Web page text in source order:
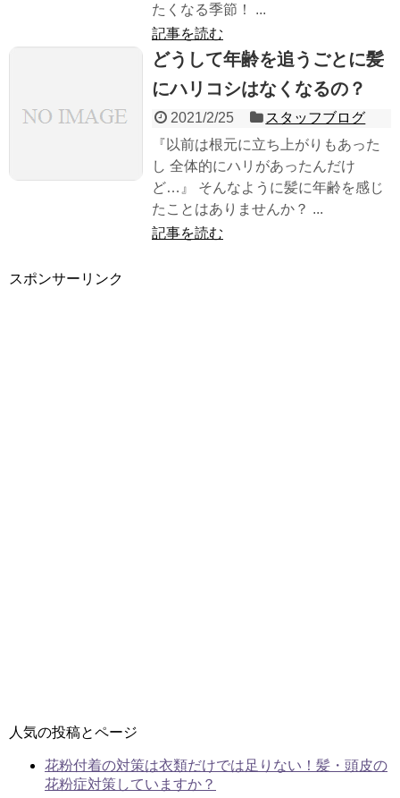
たくなる季節！ ...
記事を読む
どうして年齢を追うごとに髪
にハリコシはなくなるの？
2021/2/25
スタッフブログ
『以前は根元に立ち上がりもあった
し 全体的にハリがあったんだけ
ど…』 そんなように髪に年齢を感じ
たことはありませんか？ ...
記事を読む
スポンサーリンク
人気の投稿とページ
花粉付着の対策は衣類だけでは足りない！髪・頭皮の
花粉症対策していますか？